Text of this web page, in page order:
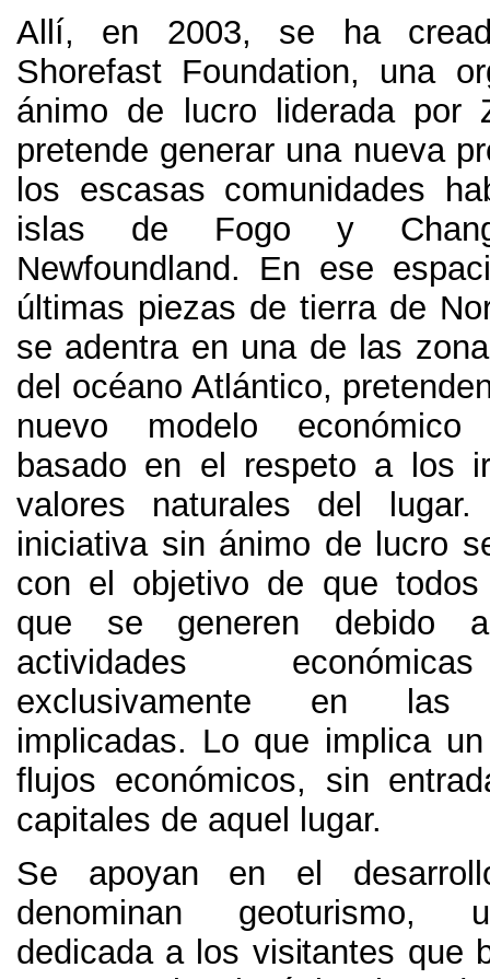
Allí, en 2003, se ha
Shorefast Foundation, una
ánimo de lucro liderada por
pretende generar una nueva
los escasas comunidades
islas de Fogo y
Newfoundland. En ese
últimas piezas de tierra de
se adentra en una de las
del océano Atlántico,
nuevo modelo económico
basado en el respeto a los
valores naturales del lugar
iniciativa sin ánimo de lucro
con el objetivo de que todos
que se generen debido
actividades
exclusivamente en las
implicadas. Lo que implica
flujos económicos, sin
capitales de aquel lugar.
Se apoyan en el
denominan geoturismo,
dedicada a los visitantes que